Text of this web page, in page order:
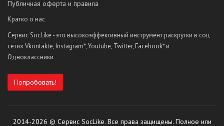
Публичная оферта и правила
Кратко о нас
Сервис SocLike - это высокоэффективный инструмент раскрутки в соц
сетях Vkontakte, Instagram*, Youtube, Twitter, Facebook* и
Одноклассники
Попробовать!
2014-2026 © Сервис SocLike. Все права защищены. Полное или